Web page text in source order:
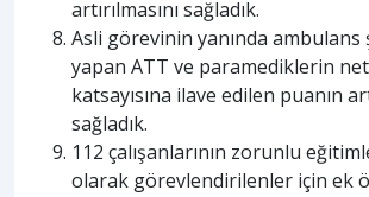
artırılmasını sağladık.
Asli görevinin yanında
yapan ATT ve paramediklerin
katsayısına ilave edilen puanın
sağladık.
112 çalışanlarının zorunlu
olarak görevlendirilenler için ek